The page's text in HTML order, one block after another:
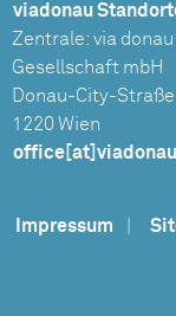
viadonau
Zentrale: via
Gesellschaft mbH
Donau-City-Straße
1220 Wien
Impressum